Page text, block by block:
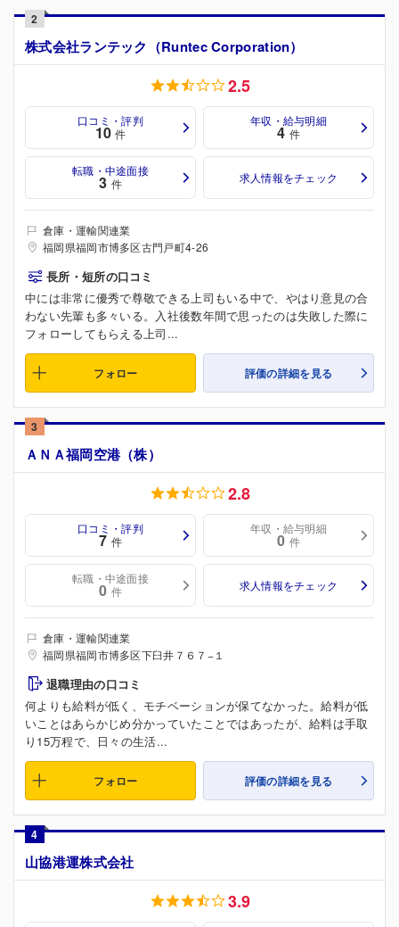
2
株式会社ランテック（Runtec Corporation）
2.5
口コミ・評判
10 件
年収・給与明細
4 件
転職・中途面接
3 件 求人情報をチェック
倉庫・運輸関連業
福岡県福岡市博多区古門戸町4-26
長所・短所の口コミ
中には非常に優秀で尊敬できる上司もいる中で、やはり意見の合
わない先輩も多々いる。入社後数年間で思ったのは失敗した際に
フォローしてもらえる上司...
フォロー 評価の詳細を見る
3
ＡＮＡ福岡空港（株）
2.8
口コミ・評判
7 件
年収・給与明細
0 件
転職・中途面接
0 件 求人情報をチェック
倉庫・運輸関連業
福岡県福岡市博多区下臼井７６７−１
退職理由の口コミ
何よりも給料が低く、モチベーションが保てなかった。給料が低
いことはあらかじめ分かっていたことではあったが、給料は手取
り15万程で、日々の生活...
フォロー 評価の詳細を見る
4
山協港運株式会社
3.9